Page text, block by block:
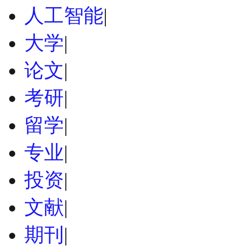
人工智能|
大学|
论文|
考研|
留学|
专业|
投资|
文献|
期刊 |